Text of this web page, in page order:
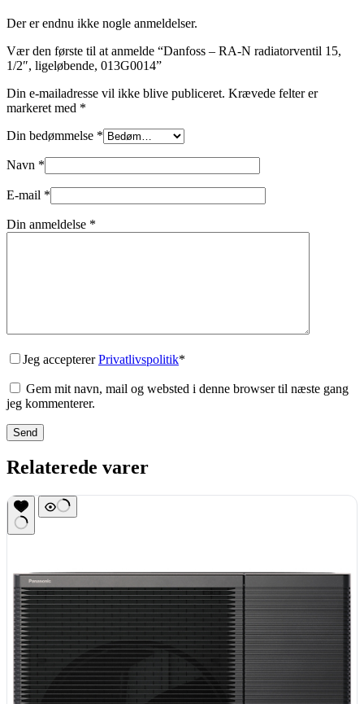
Der er endnu ikke nogle anmeldelser.
Vær den første til at anmelde “Danfoss – RA-N radiatorventil 15,
1/2″, ligeløbende, 013G0014”
Din e-mailadresse vil ikke blive publiceret. Krævede felter er
markeret med *
Din bedømmelse *
Navn *
E-mail *
Din anmeldelse *
Jeg acceptererPrivatlivspolitik*
Gem mit navn, mail og websted i denne browser til næste gang
jeg kommenterer.
Send
Relaterede varer